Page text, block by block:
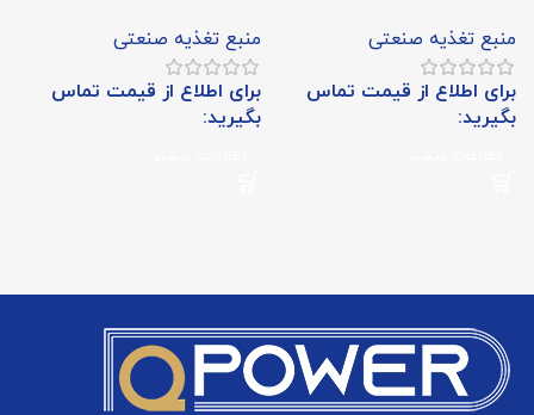
منبع تغذیه صنعتی
برای اطلاع از قیمت تماس
بگیرید:
منبع تغذیه صنعتی
برای اطلاع از قیمت تماس
بگیرید: